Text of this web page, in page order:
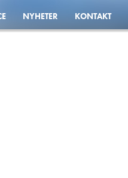
NYHETER KONTAKT